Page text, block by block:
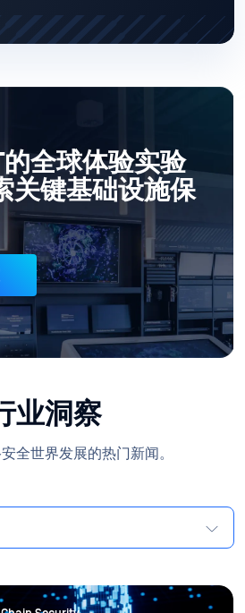
的全球体验实验
关键基础设施保
业洞察
全世界发展的热门新闻。